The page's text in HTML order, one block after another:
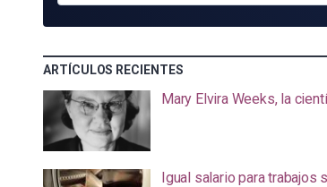
MAIL
ARTÍCULOS RECIENTES
Mary Elvira Weeks, la
Igual salario para trabajos